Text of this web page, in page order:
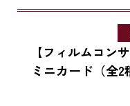
【フィルムコン
ミニカード（全